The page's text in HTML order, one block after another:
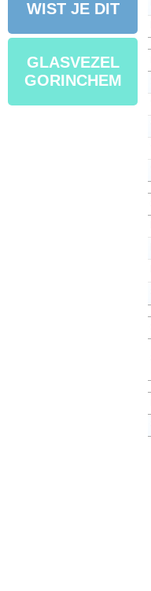
WIST JE DIT
GLASVEZEL
GORINCHEM